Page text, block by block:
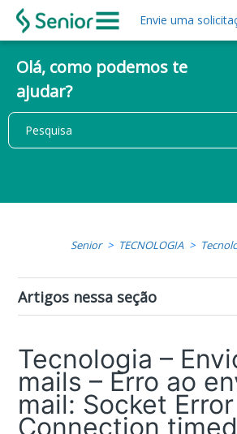
Envie uma
Olá, como podemos te
ajudar?
Senior TECNOLOGIA
Artigos nessa seção
Tecnologia –
mails – Erro ao
mail: Socket
Connection